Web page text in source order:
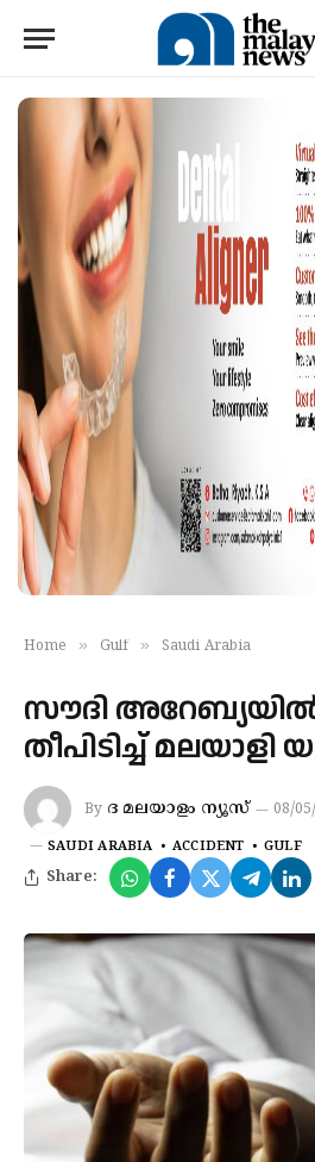
Home » Gulf » Saudi Arabia
സൗദി
തീപിടിച്ച് മലയാളി
By ദ മലയാളം ന്യൂസ് 08/
SAUDI ARABIA ACCIDENT GULF
Share: